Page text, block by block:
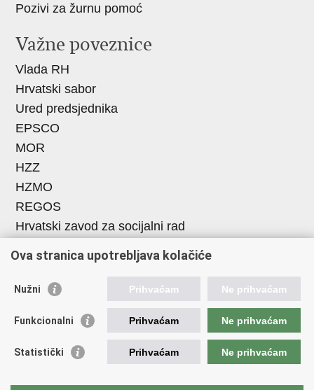
Pozivi za žurnu pomoć
Važne poveznice
Vlada RH
Hrvatski sabor
Ured predsjednika
EPSCO
MOR
HZZ
HZMO
REGOS
Hrvatski zavod za socijalni rad
Obiteljski centar
ZOSI
ESFplus
Socijalno partnerstvo
HR PRES 2020
Ova stranica upotrebljava kolačiće
Nužni Prihvaćam Ne prihvaćam
Funkcionalni Prihvaćam Ne prihvaćam
Statistički Prihvaćam Ne prihvaćam